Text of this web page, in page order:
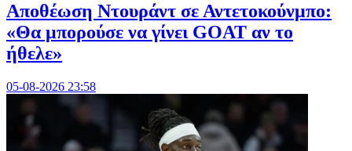
Αποθέωση Ντουράντ σε Αντετοκούνμπο:
«Θα μπορούσε να γίνει GOAT αν το
ήθελε»
05-08-2026 23:58